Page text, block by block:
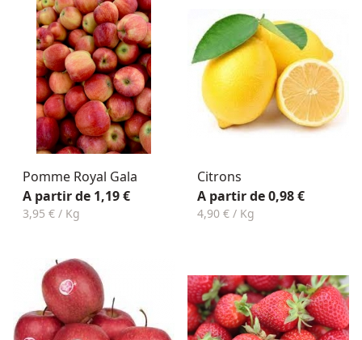
Pomme Royal Gala
A partir de 1,19 €
3,95 € / Kg
Citrons
A partir de 0,98 €
4,90 € / Kg